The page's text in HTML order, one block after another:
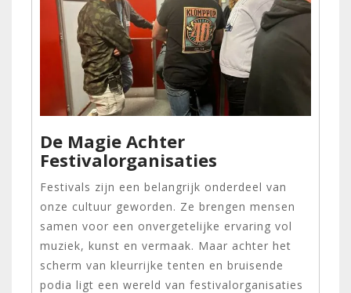
De Magie Achter
Festivalorganisaties
Festivals zijn een belangrijk onderdeel van
onze cultuur geworden. Ze brengen mensen
samen voor een onvergetelijke ervaring vol
muziek, kunst en vermaak. Maar achter het
scherm van kleurrijke tenten en bruisende
podia ligt een wereld van festivalorganisaties